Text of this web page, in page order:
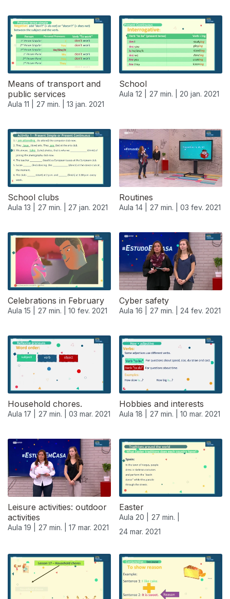
Means of transport and
public services
Aula 11 | 27 min. | 13 jan. 2021
School
Aula 12 | 27 min. | 20 jan. 2021
518996
School clubs
Aula 13 | 27 min. | 27 jan. 2021
Routines
Aula 14 | 27 min. | 03 fev. 2021
Celebrations in February
Aula 15 | 27 min. | 10 fev. 2021
Cyber safety
Aula 16 | 27 min. | 24 fev. 2021
Household chores.
Aula 17 | 27 min. | 03 mar. 2021
Hobbies and interests
Aula 18 | 27 min. | 10 mar. 2021
Leisure activities: outdoor
activities
Aula 19 | 27 min. | 17 mar. 2021
Easter
Aula 20 |
27 min. |
24 mar. 2021